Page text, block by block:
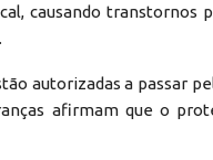
causando transtornos
autorizadas a passar
afirmam que o